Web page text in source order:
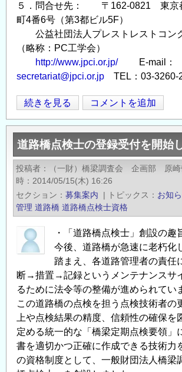
５．問合せ先： 〒162-0821 東京
町4番6号（第3都ビル5F）
公益社団法人プレストレストコン
（略称：PC工学会）
http://www.jpci.or.jp/E-mail：
secretariat@jpci.or.jp TEL：03-3260-
PC
工
学
会
「第
48
回
プ
ス
ス
ト
コ
ン
ク
リ
－
続きを見る コメントを追加
道路橋点検士の登録受付を開始
投稿者 （一財）橋梁調査会 企画部 原崎
時
2014/05/15(木) 16:26
セクション
募集案内 | トピックス お知
管理 道路橋 道路橋点検士資格
・「道路橋点検士」創設の趣
今後、道路橋が急速に老朽化
踏まえ、各道路管理者の責
断→措置→記録というメンテナンスサ
るために法令等の整備が進められてい
この道路橋の点検を担う点検技術者の
上や点検結果の精度、信頼性の確保を
定める統一的な「橋梁定期点検要領」
書を適切かつ正確に作成できる技術力
の資格制度として、一般財団法人橋梁